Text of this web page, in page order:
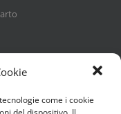
come i cookie